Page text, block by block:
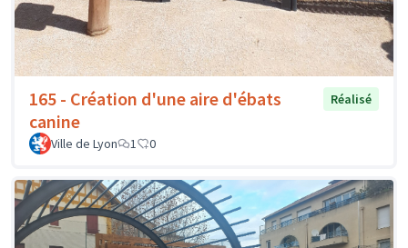
165 - Création d'une aire d'ébats
canine
Réalisé
Ville de Lyon 1 0